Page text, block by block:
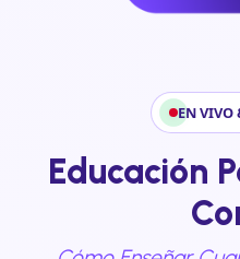
EN VIVO
Educación